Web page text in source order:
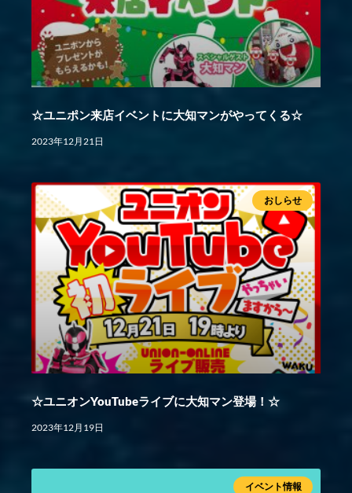
☆ユニポン来店イベントに大知マンがやってくる☆
2023年12月21日
おしらせ
☆ユニオンYouTubeライブに大知マン登場！☆
2023年12月19日
イベント情報